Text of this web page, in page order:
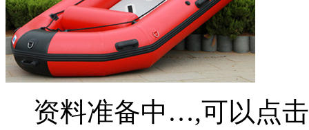
资料准备中…,可以点